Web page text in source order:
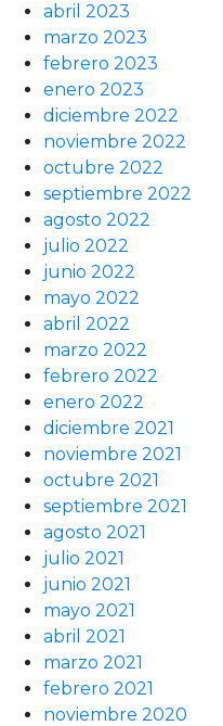
abril 2023
marzo 2023
febrero 2023
enero 2023
diciembre 2022
noviembre 2022
octubre 2022
septiembre 2022
agosto 2022
julio 2022
junio 2022
mayo 2022
abril 2022
marzo 2022
febrero 2022
enero 2022
diciembre 2021
noviembre 2021
octubre 2021
septiembre 2021
agosto 2021
julio 2021
junio 2021
mayo 2021
abril 2021
marzo 2021
febrero 2021
noviembre 2020